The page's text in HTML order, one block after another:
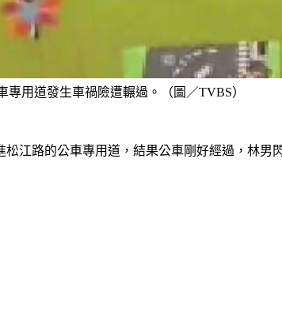
專用道發生車禍險遭輾過。（圖／TVBS）
江路的公車專用道，結果公車剛好經過，林男